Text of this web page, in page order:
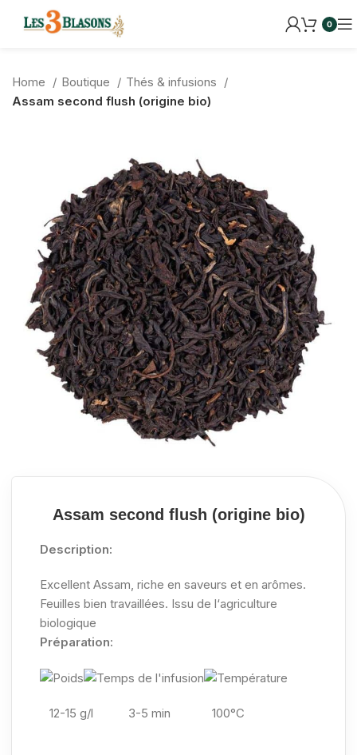
0
Home Boutique
Thés & infusions
Assam second flush (origine bio)
Assam second flush (origine bio)
Description:
Excellent Assam, riche en saveurs et en arômes.
Feuilles bien travaillées. Issu de l‘agriculture
biologique
Préparation:
12-15 g/l 3-5 min 100°C